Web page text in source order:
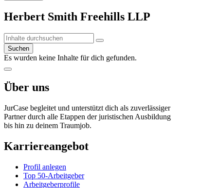
Herbert Smith Freehills LLP
Suchen
Es wurden keine Inhalte für dich gefunden.
Über uns
JurCase begleitet und unterstützt dich als zuverlässiger
Partner durch alle Etappen der juristischen Ausbildung
bis hin zu deinem Traumjob.
Karriereangebot
Profil anlegen
Top 50-Arbeitgeber
Arbeitgeberprofile